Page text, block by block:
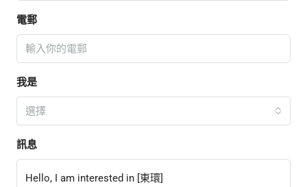
電郵
我是
選擇
訊息